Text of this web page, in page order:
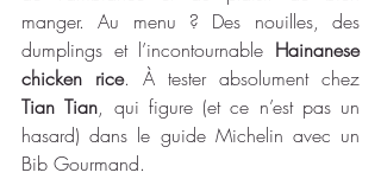
manger. Au menu ? Des nouilles, des
dumplings et l’incontournable Hainanese
chicken rice
Tian Tian, qui figure (et ce n’est pas un
hasard) dans le guide Michelin avec un
Bib Gourmand.